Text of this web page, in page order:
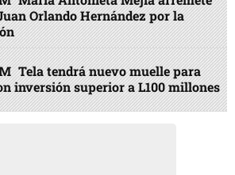
Orlando Hernández por la
Tela tendrá nuevo muelle para
inversión superior a L100 millones